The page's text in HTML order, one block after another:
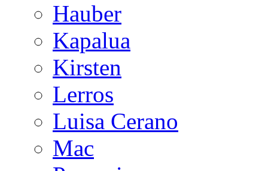
Hauber
Kapalua
Kirsten
Lerros
Luisa Cerano
Mac